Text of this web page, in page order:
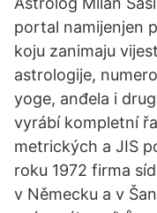
portal namijenjen
koju zanimaju
astrologije,
yoge, anđela i
vyrábí kompletní
metrických a JIS
roku 1972 firma
v Německu a v